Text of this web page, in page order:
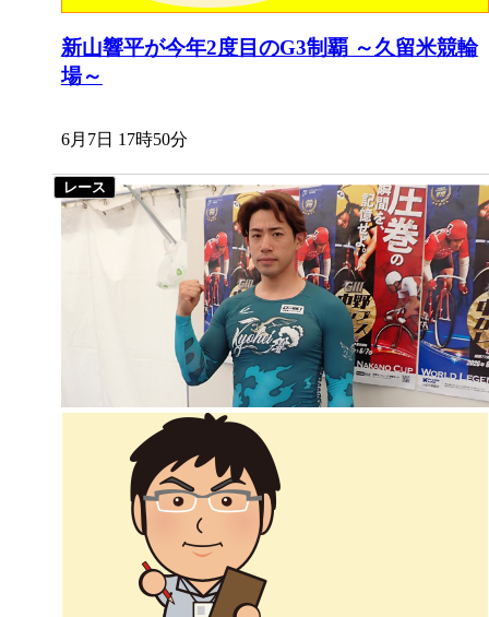
新山響平が今年2度目のG3制覇 ～久留米競輪
場～
6月7日 17時50分